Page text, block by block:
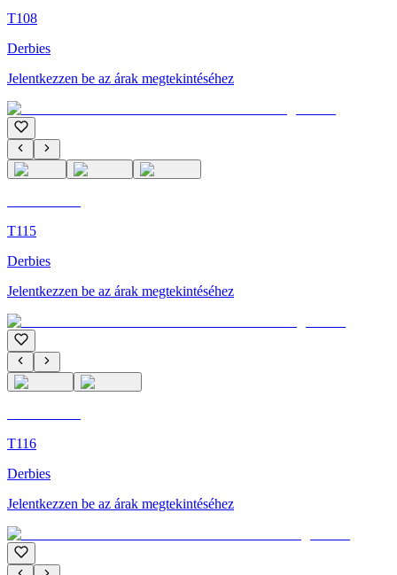
T108
Derbies
Jelentkezzen be az árak megtekintéséhez
T115
Derbies
Jelentkezzen be az árak megtekintéséhez
T116
Derbies
Jelentkezzen be az árak megtekintéséhez